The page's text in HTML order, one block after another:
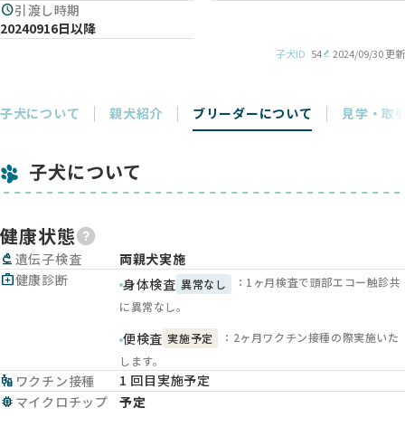
schedule引渡し時期
20240916日以降
子犬ID 54 2024/09/30 更新
子犬について 親犬紹介 ブリーダーについて 見学・取
子犬について
健康状態
biotech 遺伝子検査
両親犬実施
medical_services健康診断 身体検査 異常なし
：1ヶ月検査で頭部エコー触診共
に異常なし。
便検査 実施予定
：2ヶ月ワクチン接種の際実施いた
します。
vaccines ワクチン接種
1 回目実施予定
memory マイクロチップ 予定